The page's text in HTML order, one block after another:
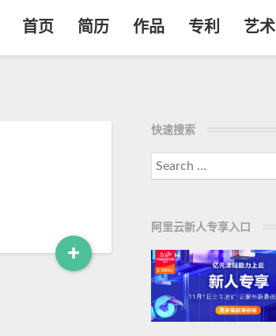
首页 简历 作品 专利 艺术
+ R
e
快速搜索
Search
for:
阿里云新人专享入口